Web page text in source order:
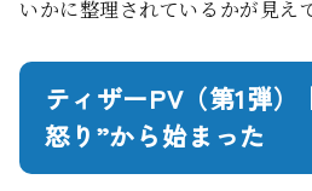
いかに整理されているかが見え
ティザーPV（第1弾）
怒り”から始まった